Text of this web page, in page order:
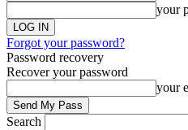
your
Forgot your password?
Password recovery
Recover your password
your
Search